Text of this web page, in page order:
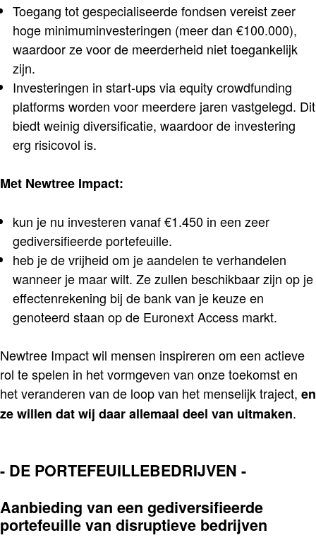
Toegang tot gespecialiseerde fondsen vereist zeer
hoge minimuminvesteringen (meer dan €100.000),
waardoor ze voor de meerderheid niet toegankelijk
zijn.
Investeringen in start-ups via equity crowdfunding
platforms worden voor meerdere jaren vastgelegd. Dit
biedt weinig diversificatie, waardoor de investering
erg risicovol is.
Met Newtree Impact:
kun je nu investeren vanaf €1.450 in een zeer
gediversifieerde portefeuille.
heb je de vrijheid om je aandelen te verhandelen
wanneer je maar wilt. Ze zullen beschikbaar zijn op je
effectenrekening bij de bank van je keuze en
genoteerd staan op de Euronext Access markt.
Newtree Impact wil mensen inspireren om een actieve
rol te spelen in het vormgeven van onze toekomst en
het veranderen van de loop van het menselijk traject, en
ze willen dat wij daar allemaal deel van uitmaken.
- DE PORTEFEUILLEBEDRIJVEN -
Aanbieding van een gediversifieerde
portefeuille van disruptieve bedrijven